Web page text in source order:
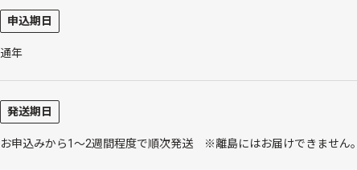
申込期日
通年
発送期日
お申込みから1～2週間程度で順次発送 ※離島にはお届けできません。